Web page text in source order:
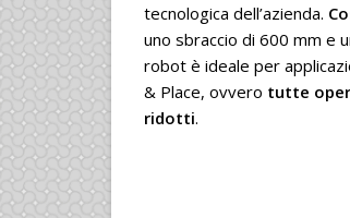
tecnologica dell’azienda.
uno sbraccio di 600 mm e
robot è ideale per
& Place, ovvero tutte
ridotti.